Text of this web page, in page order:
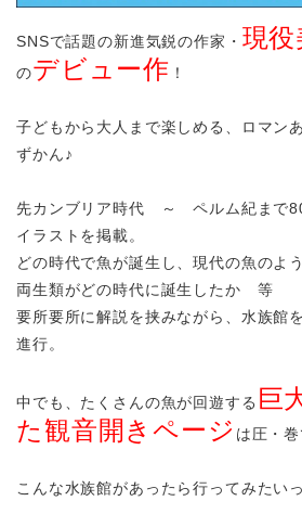
SNSで話題の新進気鋭の作家・ 現役
のデビュー作 ！
子どもから大人まで楽しめる、ロマン
ずかん♪
先カンブリア時代 ～ ペルム紀まで
イラストを掲載。
どの時代で魚が誕生し、現代の魚のよ
両生類がどの時代に誕生したか 等
要所要所に解説を挟みながら、水族館
進行。
中でも、たくさんの魚が回遊する 巨
た観音開きページ は圧・巻
こんな水族館があったら行ってみたいっ